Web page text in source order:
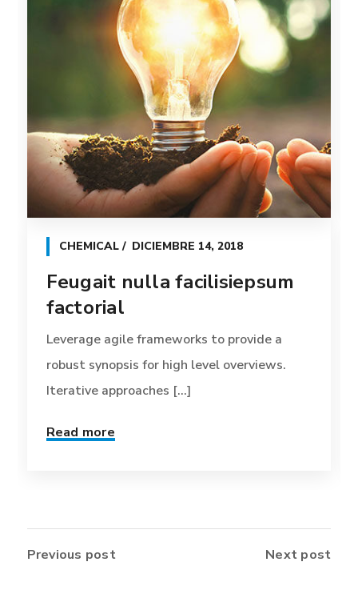
CHEMICAL DICIEMBRE 14, 2018
Feugait nulla facilisiepsum
factorial
Leverage agile frameworks to provide a
robust synopsis for high level overviews.
Iterative approaches [...]
Read more
Previous post Next post